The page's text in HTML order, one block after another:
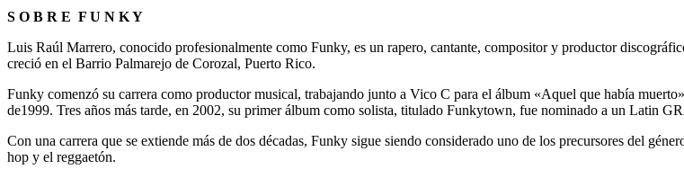
S O B R E F U N K Y
Luis Raúl Marrero, conocido profesionalmente como Funky, es un rapero, cantante, compositor y productor
creció en el Barrio Palmarejo de Corozal, Puerto Rico.
Funky comenzó su carrera como productor musical, trabajando junto a Vico C para el álbum «Aquel que había
de1999. Tres años más tarde, en 2002, su primer álbum como solista, titulado Funkytown, fue nominado a un Latin
Con una carrera que se extiende más de dos décadas, Funky sigue siendo considerado uno de los precursores del
hop y el reggaetón.